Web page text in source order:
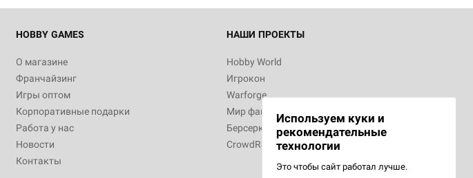
HOBBY GAMES
О магазине
Франчайзинг
Игры оптом
Корпоративные подарки
Работа у нас
Новости
Контакты
НАШИ ПРОЕКТЫ
Hobby World
Игрокон
Warforge
Мир фантастики
Берсерк
CrowdRepublic
Используем куки и
рекомендательные
технологии
Это чтобы сайт работал лучше.